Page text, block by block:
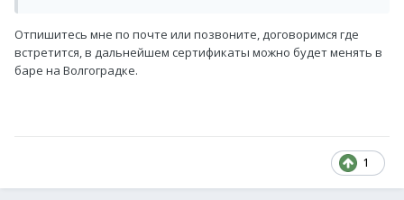
Отпишитесь мне по почте или позвоните, договоримся где
встретится, в дальнейшем сертификаты можно будет менять в
баре на Волгоградке.
1